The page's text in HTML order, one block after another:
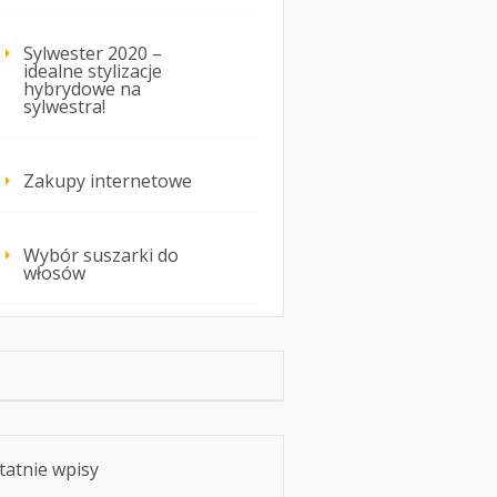
Sylwester 2020 –
idealne stylizacje
hybrydowe na
sylwestra!
Zakupy internetowe
Wybór suszarki do
włosów
wpisy